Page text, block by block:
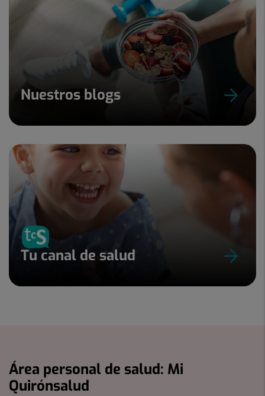
Nuestros blogs
Tu canal de salud
Área personal de salud: Mi
Quirónsalud